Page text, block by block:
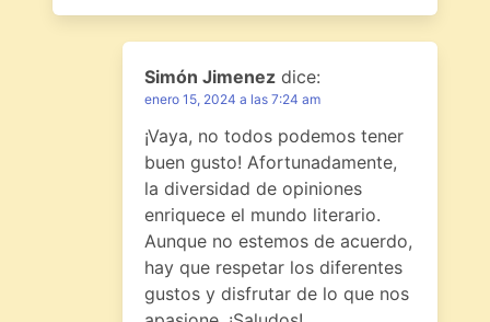
Simón Jimenez dice:
enero 15, 2024 a las 7:24 am
¡Vaya, no todos podemos tener
buen gusto! Afortunadamente,
la diversidad de opiniones
enriquece el mundo literario.
Aunque no estemos de acuerdo,
hay que respetar los diferentes
gustos y disfrutar de lo que nos